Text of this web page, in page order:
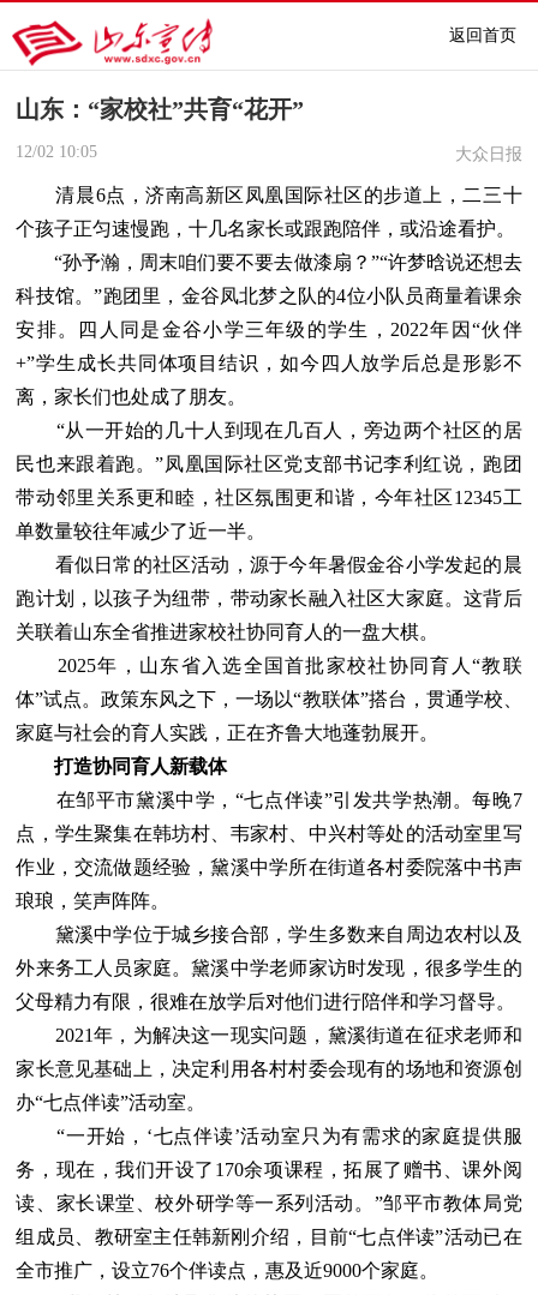
返回首页
山东：“家校社”共育“花开”
12/02 10:05 大众日报
清晨6点，济南高新区凤凰国际社区的步道上，二三十
个孩子正匀速慢跑，十几名家长或跟跑陪伴，或沿途看护。
“孙予瀚，周末咱们要不要去做漆扇？”“许梦晗说还想去
科技馆。”跑团里，金谷凤北梦之队的4位小队员商量着课余
安排。四人同是金谷小学三年级的学生，2022年因“伙伴
+”学生成长共同体项目结识，如今四人放学后总是形影不
离，家长们也处成了朋友。
“从一开始的几十人到现在几百人，旁边两个社区的居
民也来跟着跑。”凤凰国际社区党支部书记李利红说，跑团
带动邻里关系更和睦，社区氛围更和谐，今年社区12345工
单数量较往年减少了近一半。
看似日常的社区活动，源于今年暑假金谷小学发起的晨
跑计划，以孩子为纽带，带动家长融入社区大家庭。这背后
关联着山东全省推进家校社协同育人的一盘大棋。
2025年，山东省入选全国首批家校社协同育人“教联
体”试点。政策东风之下，一场以“教联体”搭台，贯通学校、
家庭与社会的育人实践，正在齐鲁大地蓬勃展开。
打造协同育人新载体
在邹平市黛溪中学，“七点伴读”引发共学热潮。每晚7
点，学生聚集在韩坊村、韦家村、中兴村等处的活动室里写
作业，交流做题经验，黛溪中学所在街道各村委院落中书声
琅琅，笑声阵阵。
黛溪中学位于城乡接合部，学生多数来自周边农村以及
外来务工人员家庭。黛溪中学老师家访时发现，很多学生的
父母精力有限，很难在放学后对他们进行陪伴和学习督导。
2021年，为解决这一现实问题，黛溪街道在征求老师和
家长意见基础上，决定利用各村村委会现有的场地和资源创
办“七点伴读”活动室。
“一开始，‘七点伴读’活动室只为有需求的家庭提供服
务，现在，我们开设了170余项课程，拓展了赠书、课外阅
读、家长课堂、校外研学等一系列活动。”邹平市教体局党
组成员、教研室主任韩新刚介绍，目前“七点伴读”活动已在
全市推广，设立76个伴读点，惠及近9000个家庭。